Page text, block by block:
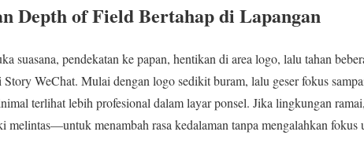
Depth of Field Bertahap di Lapangan
suasana, pendekatan ke papan, hentikan di area logo, lalu tahan
WeChat. Mulai dengan logo sedikit buram, lalu geser fokus
terlihat lebih profesional dalam layar ponsel. Jika lingkungan
menambah rasa kedalaman tanpa mengalahkan fokus